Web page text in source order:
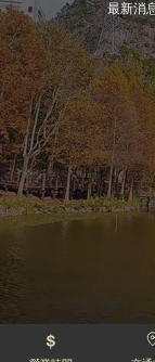
最新消